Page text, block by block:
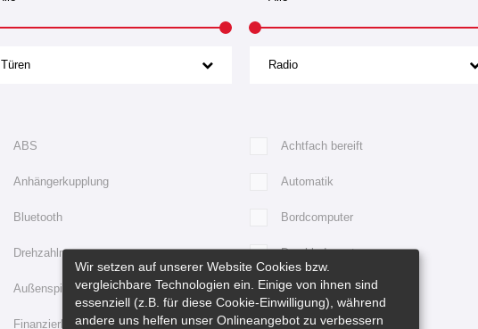
Türen Radio
ABS Achtfach bereift
Anhängerkupplung Automatik
Bluetooth Bordcomputer
Drehzahlmesser Durchladesystem
Außenspiegel elektr. anklappbar Elektr. Fensterheber
Finanzierbar Freisprecheinrichtung
Wir setzen auf unserer Website Cookies bzw.
vergleichbare Technologien ein. Einige von ihnen sind
essenziell (z.B. für diese Cookie-Einwilligung), während
andere uns helfen unser Onlineangebot zu verbessern